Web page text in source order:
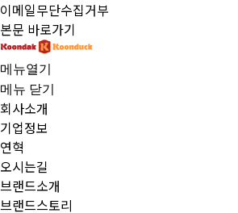
이메일무단수집거부
본문 바로가기
메뉴열기
메뉴 닫기
회사소개
기업정보
연혁
오시는길
브랜드소개
브랜드스토리